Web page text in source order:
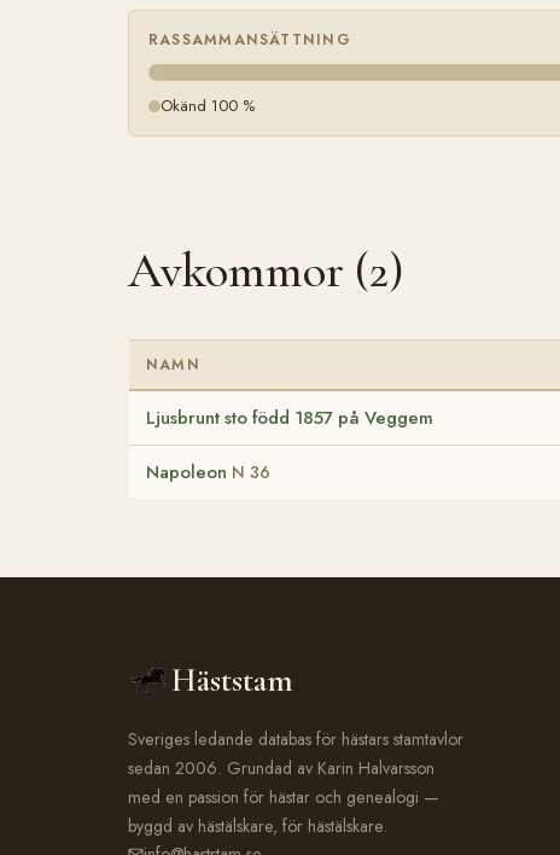
RASSAMMANSÄTTNING
Okänd 100 %
Avkommor (2)
NAMN
Ljusbrunt sto född 1857 på Veggem
Napoleon N 36
Häststam
Sveriges ledande databas för hästars stamtavlor
sedan 2006. Grundad av Karin Halvarsson
med en passion för hästar och genealogi —
byggd av hästälskare, för hästälskare.